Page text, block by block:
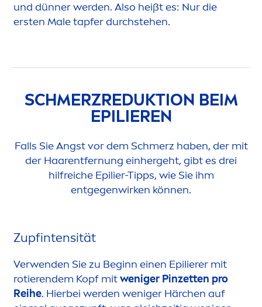
und dünner werden. Also heißt es: Nur die
ersten Male tapfer durchstehen.
SCHMERZREDUKTION BEIM
EPILIEREN
Falls Sie Angst vor dem Schmerz haben, der mit
der Haarentfernung einhergeht, gibt es drei
hilfreiche Epilier-Tipps, wie Sie ihm
entgegenwirken können.
Zupfintensität
Verwenden Sie zu Beginn einen Epilierer mit
rotierendem Kopf mitweniger Pinzetten pro
Reihe. Hierbei werden weniger Härchen auf